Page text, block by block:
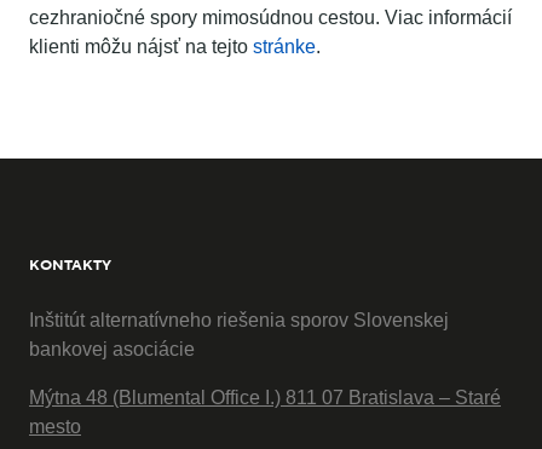
cezhraniočné spory mimosúdnou cestou. Viac informácií
klienti môžu nájsť na tejto stránke.
KONTAKTY
Inštitút alternatívneho riešenia sporov Slovenskej
bankovej asociácie
Mýtna 48 (Blumental Office I.) 811 07 Bratislava – Staré
mesto